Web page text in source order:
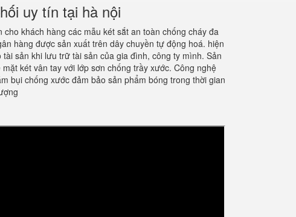
uy tín tại hà nội
khách hàng các mẫu két sắt an toàn chống cháy đa
hàng được sản xuất trên dây chuyền tự động hoá. hiện
sản khi lưu trữ tài sản của gia đình, công ty mình. Sản
két vân tay với lớp sơn chống trầy xước. Công nghệ
bụi chống xước đảm bảo sản phẩm bóng trong thời gian